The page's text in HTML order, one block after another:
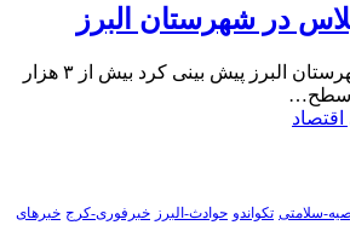
در شهرستان البرز
مدیر جهاد کشاورزی شهرستان البرز پیش بینی کرد بیش از ۳ هزار
سطح…
سلامتی تکواندو حوادث-البرز خبرفوری-کرج خبرهای